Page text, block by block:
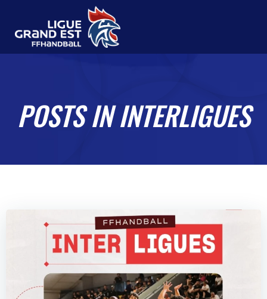
POSTS IN INTERLIGUES